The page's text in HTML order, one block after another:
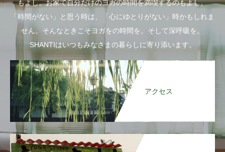
もよし。お家で自分だけのヨガの時間を満喫するのもよし。
「時間がない」と思う時は、「心にゆとりがない」時かもしれま
せん。そんなときこそヨガをの時間を。そして深呼吸を。
SHANTIはいつもみなさまの暮らしに寄り添います。
アクセス